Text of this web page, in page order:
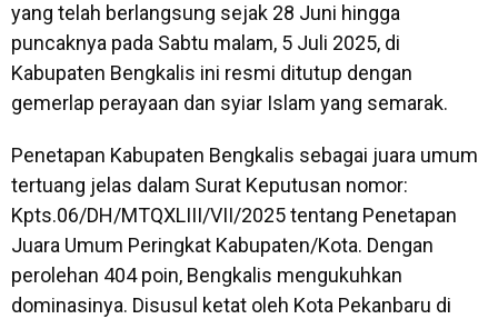
yang telah berlangsung sejak 28 Juni hingga
puncaknya pada Sabtu malam, 5 Juli 2025, di
Kabupaten Bengkalis ini resmi ditutup dengan
gemerlap perayaan dan syiar Islam yang semarak.
Penetapan Kabupaten Bengkalis sebagai juara umum
tertuang jelas dalam Surat Keputusan nomor:
Kpts.06/DH/MTQXLIII/VII/2025 tentang Penetapan
Juara Umum Peringkat Kabupaten/Kota. Dengan
perolehan 404 poin, Bengkalis mengukuhkan
dominasinya. Disusul ketat oleh Kota Pekanbaru di